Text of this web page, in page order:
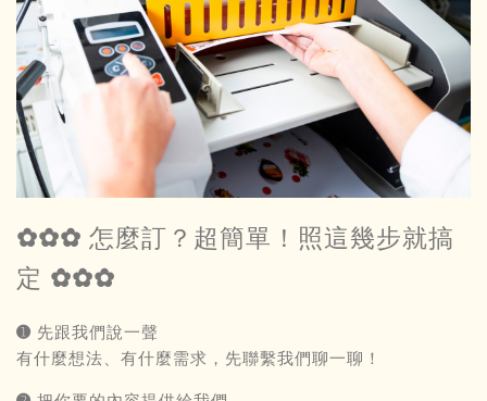
✿✿✿ 怎麼訂？超簡單！照這幾步就搞
定 ✿✿✿
➊ 先跟我們說一聲
有什麼想法、有什麼需求，先聯繫我們聊一聊！